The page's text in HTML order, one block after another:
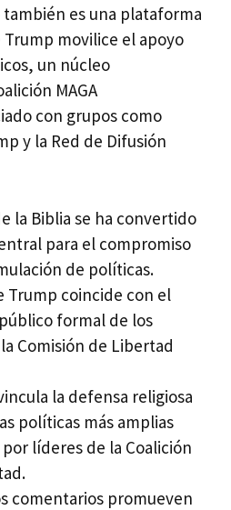
es una plataforma
movilice el apoyo
un núcleo
MAGA
con grupos como
y la Red de Difusión
la Biblia se ha convertido
para el compromiso
de políticas.
Trump coincide con el
formal de los
Comisión de Libertad
la defensa religiosa
políticas más amplias
líderes de la Coalición
comentarios promueven